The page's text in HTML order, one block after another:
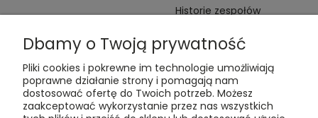
Historie zespołów
Kontakt:
Dbamy o Twoją prywatność
Pliki cookies i pokrewne im technologie umożliwiają
poprawne działanie strony i pomagają nam
dostosować ofertę do Twoich potrzeb. Możesz
zaakceptować wykorzystanie przez nas wszystkich